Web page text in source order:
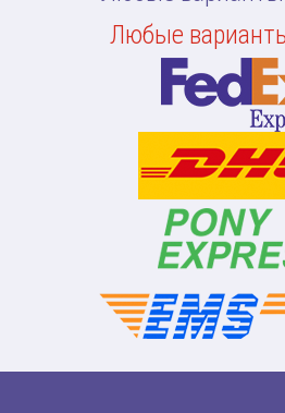
Любые